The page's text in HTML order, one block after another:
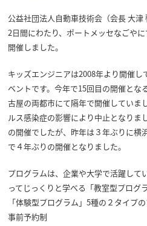
公益社団法人自動車技術会（会長 大
2日間にわたり、ポートメッセなごや
開催しました。
キッズエンジニアは2008年より開催
ベントです。今年で15回目の開催とな
古屋の両都市にて隔年で開催していま
ルス感染症の影響により中止となりま
の開催でしたが、昨年は３年ぶりに横
で４年ぶりの開催となりました。
プログラムは、企業や大学で活躍して
ってじっくりと学べる「教室型プログ
「体験型プログラム」5種の２タイプ
事前予約制